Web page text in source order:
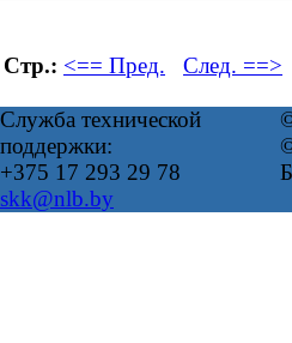
Стр.: <== Пред. След. ==>
Служба технической
поддержки:
+375 17 293 29 78
skk@nlb.by